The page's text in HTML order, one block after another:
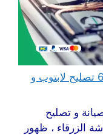
مهندس كمبيوتر الضباعية 65511033 تصليح لابتوب و
و تصليح
الزرقاء ، ظهور